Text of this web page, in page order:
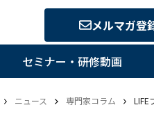
メルマガ登
セミナー・研修動画
ニュース 専門家コラム LIFEフィードバックを活用す